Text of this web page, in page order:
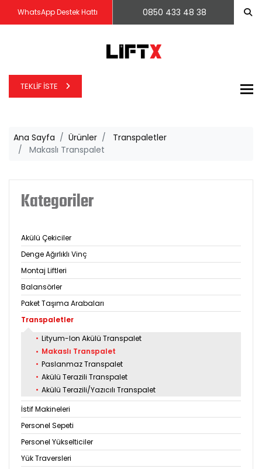
WhatsApp Destek Hattı 0850 433 48 38
TEKLIF İSTE
Ana Sayfa Ürünler
Transpaletler
Makaslı Transpalet
Kategoriler
Akülü Çekiciler
Denge Ağırlıklı Vinç
Montaj Liftleri
Balansörler
Paket Taşıma Arabaları
Transpaletler
• Lityum-Ion Akülü Transpalet
• Makaslı Transpalet
• Paslanmaz Transpalet
• Akülü Terazili Transpalet
• Akülü Terazili/Yazıcılı Transpalet
İstif Makineleri
Personel Sepeti
Personel Yükselticiler
Yük Traversleri